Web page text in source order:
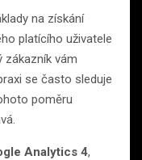
na získání
platícího uživatele
zákazník vám
se často sleduje
poměru
Analytics 4,